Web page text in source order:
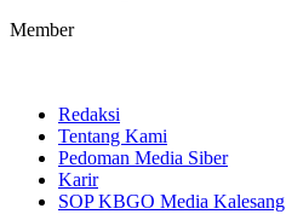
Member
Redaksi
Tentang Kami
Pedoman Media Siber
Karir
SOP KBGO Media Kalesang